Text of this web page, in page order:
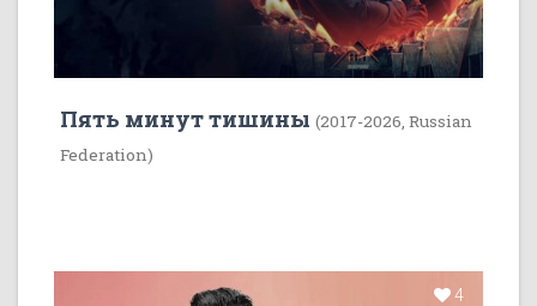
Пять минут тишины (2017-2026, Russian
Federation)
4